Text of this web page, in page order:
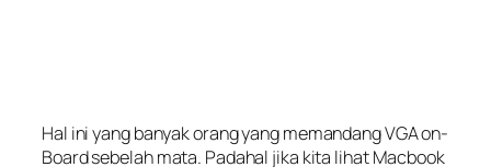
Hal ini yang banyak orang yang memandang VGA on-
Board sebelah mata. Padahal jika kita lihat Macbook